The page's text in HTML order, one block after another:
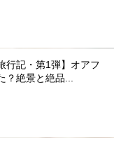
行記・第1弾】オアフ
？絶景と絶品...